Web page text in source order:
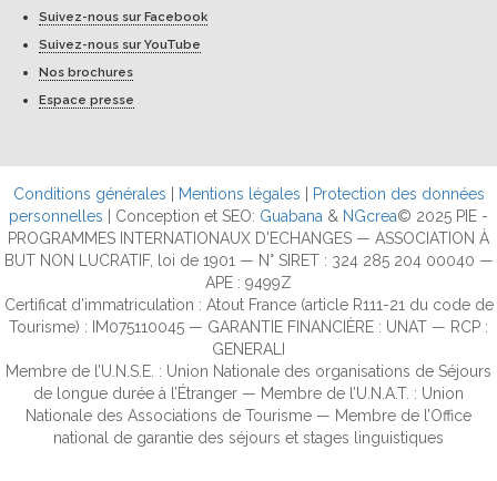
Suivez-nous sur Facebook
Suivez-nous sur YouTube
Nos brochures
Espace presse
Conditions générales Mentions légales
Protection des données
personnelles | Conception et SEO: Guabana & NGcrea© 2025 PIE -
PROGRAMMES INTERNATIONAUX D'ECHANGES — ASSOCIATION À
BUT NON LUCRATIF, loi de 1901 — N° SIRET : 324 285 204 00040 —
APE : 9499Z
Certificat d’immatriculation : Atout France (article R111-21 du code de
Tourisme) : IM075110045 — GARANTIE FINANCIÈRE : UNAT — RCP :
GENERALI
Membre de l’U.N.S.E. : Union Nationale des organisations de Séjours
de longue durée à l’Étranger — Membre de l’U.N.A.T. : Union
Nationale des Associations de Tourisme — Membre de l’Office
national de garantie des séjours et stages linguistiques